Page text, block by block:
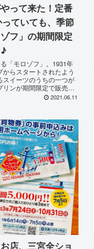
って来た！定番
ていても、季節
フ」の期間限定
「モロゾフ」。1931年
らスタートされたよう
イーツのうちの一つが
ンが期間限定で販売さ
れている期間限定プリン
2021.06.11
店、三宮全ショ